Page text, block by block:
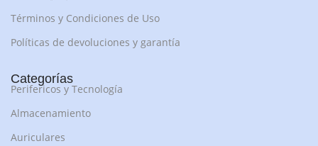
Términos y Condiciones de Uso
Políticas de devoluciones y garantía
Categorías
Perifericos y Tecnología
Almacenamiento
Auriculares